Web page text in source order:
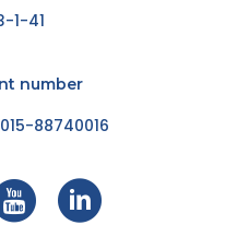
1-41
number
88740016